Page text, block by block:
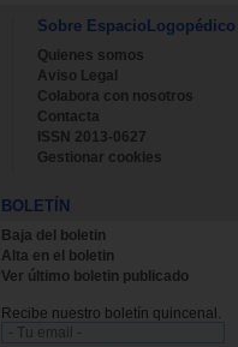
Sobre EspacioLogopédico
Quienes somos
Aviso Legal
Colabora con nosotros
Contacta
ISSN 2013-0627
Gestionar cookies
BOLETÍN
Baja del boletin
Alta en el boletin
Ver último boletin publicado
Recibe nuestro boletín quincenal.